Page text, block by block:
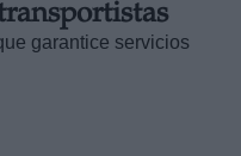
garantice servicios